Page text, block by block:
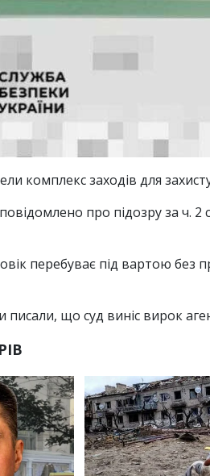
комплекс заходів для
про підозру за ч.
перебуває під вартою без
що суд виніс вирок